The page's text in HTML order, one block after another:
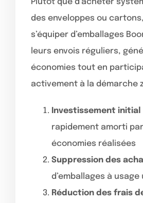
Plutôt que d’acheter
des enveloppes ou
s’équiper d’emballages
leurs envois réguliers,
économies tout en
activement à la démarche
Investissement initial
rapidement amorti
économies réalisées
Suppression des
d’emballages à usage
Réduction des frais